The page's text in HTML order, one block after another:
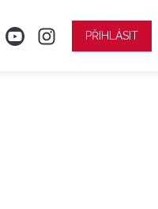
PŘIHLÁSIT